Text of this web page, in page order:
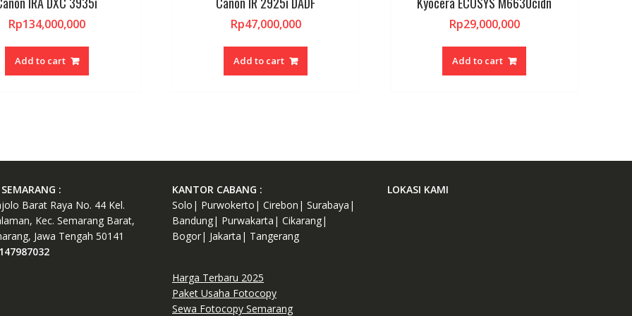
Rp134,000,000
Add to cart
Rp47,000,000
Add to cart
Rp29,000,000
Add to cart
:
Barat Raya No. 44 Kel.
Kec. Semarang Barat,
Jawa Tengah 50141
KANTOR CABANG :
Solo| Purwokerto| Cirebon| Surabaya|
Bandung| Purwakarta| Cikarang|
Bogor| Jakarta| Tangerang
Harga Terbaru 2025
Paket Usaha Fotocopy
Sewa Fotocopy Semarang
LOKASI KAMI